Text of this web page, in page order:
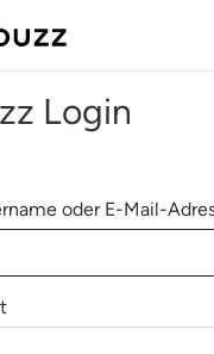
Login
oder E-Mail-